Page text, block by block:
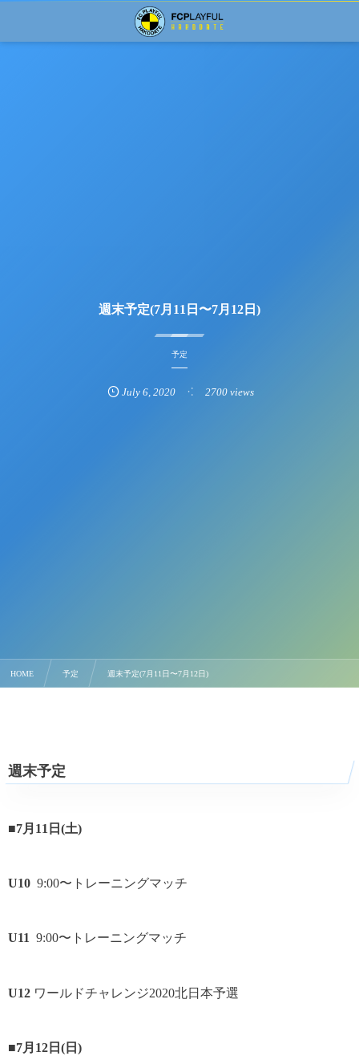
週末予定(7月11日〜7月12日)
予定
July 6 ,2020 2700 views
HOME 予定 週末予定(7月11日〜7月12日)
週末予定
■7月11日(土)
U10 9:00〜トレーニングマッチ
U11 9:00〜トレーニングマッチ
U12 ワールドチャレンジ2020北日本予選
■7月12日(日)